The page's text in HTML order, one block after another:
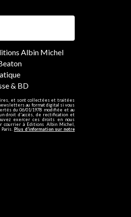
Albin Michel
& BD
et sont collectées et traitées
au format digital si vous
du 06/01/1978 modifiée et au
droit d'accès, de rectification et
exercer ces droits en nous
courrier à Editions Albin Michel,
Plus d’information sur notre